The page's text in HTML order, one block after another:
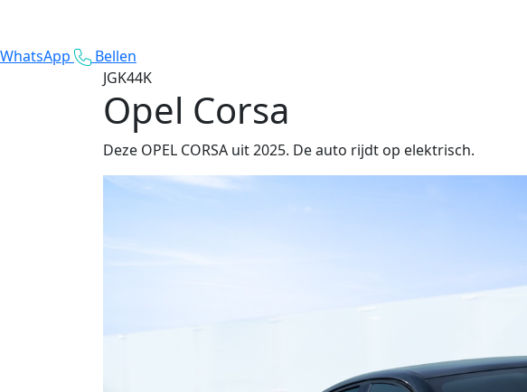
WhatsApp
Bellen
JGK44K
Opel Corsa
Deze OPEL CORSA uit 2025. De auto rijdt op elektrisch.